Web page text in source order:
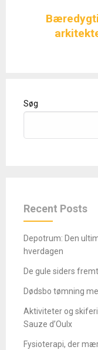
Søg
Recent Posts
Depotrum: Den
hverdagen
De gule siders
Dødsbo tømning
Aktiviteter og
Sauze d’Oulx
Fysioterapi, der